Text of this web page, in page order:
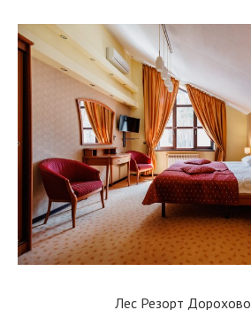
Лес Резорт Дорохово